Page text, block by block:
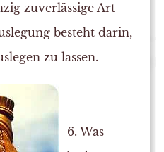
zuverlässige Art
besteht darin,
zu lassen.
6. Was